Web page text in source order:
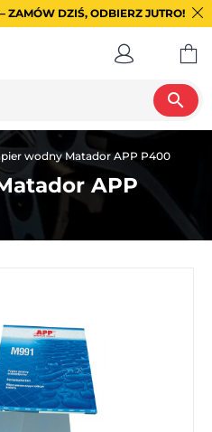
ZAMÓW DZIŚ, ODBIERZ JUTRO!
search
wodny Matador APP P400
APP